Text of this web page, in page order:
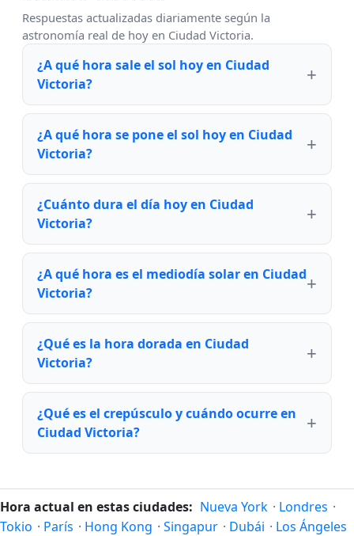
Respuestas actualizadas diariamente según la
astronomía real de hoy en Ciudad Victoria.
¿A qué hora sale el sol hoy en Ciudad
Victoria?
¿A qué hora se pone el sol hoy en Ciudad
Victoria?
¿Cuánto dura el día hoy en Ciudad
Victoria?
¿A qué hora es el mediodía solar en Ciudad
Victoria?
¿Qué es la hora dorada en Ciudad
Victoria?
¿Qué es el crepúsculo y cuándo ocurre en
Ciudad Victoria?
Hora actual en estas ciudades: Nueva York · Londres ·
Tokio · París · Hong Kong · Singapur · Dubái · Los Ángeles